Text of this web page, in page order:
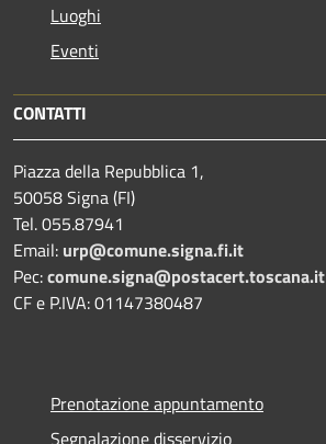
Luoghi
Eventi
CONTATTI
Piazza della Repubblica 1,
50058 Signa (FI)
Tel. 055.87941
Email: urp@comune.signa.fi.it
Pec:comune.signa@postacert.toscana.it
CF e P.IVA: 01147380487
Prenotazione appuntamento
Segnalazione disservizio